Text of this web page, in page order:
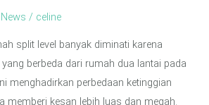
News / celine
split level banyak diminati karena
berbeda dari rumah dua lantai pada
menghadirkan perbedaan ketinggian
memberi kesan lebih luas dan megah.